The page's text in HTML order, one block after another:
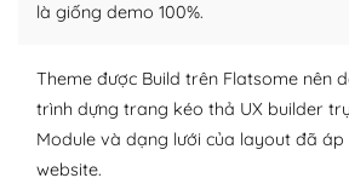
– Đa dạng plugin và themes
Plugin mở rộng là thành phần cài
WordPress để tăng thêm các tính
nhiều plugin trả phí hoặc miễn phí.
Nhờ lượng người dùng đông đảo, thư
là giống demo 100%.
Theme được Build trên Flatsome nên
trình dựng trang kéo thả UX builder
Module và dạng lưới của layout đã
website.